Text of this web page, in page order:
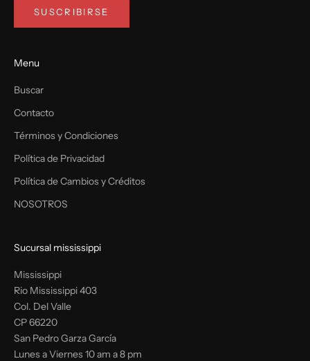
SUSCRIBIRSE
Menu
Buscar
Contacto
Términos y Condiciones
Política de Privacidad
Política de Cambios y Créditos
NOSOTROS
Sucursal mississippi
Mississippi
Rio Mississippi 403
Col. Del Valle
CP 66220
San Pedro Garza García
Lunes a Viernes 10 am a 8 pm